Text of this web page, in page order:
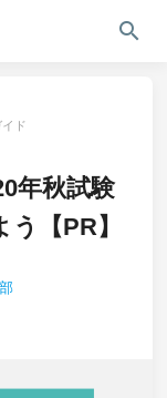
search
ド
年秋試験
【PR】